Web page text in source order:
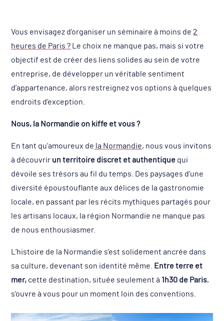
Vous envisagez d’organiser un séminaire à moins de 2
heures de Paris ? Le choix ne manque pas, mais si votre
objectif est de créer des liens solides au sein de votre
entreprise, de développer un véritable sentiment
d’appartenance, alors restreignez vos options à quelques
endroits d’exception.
Nous, la Normandie on kiffe et vous ?
En tant qu’amoureux de la Normandie, nous vous invitons
à découvrir un territoire discret et authentique qui
dévoile ses trésors au fil du temps. Des paysages d’une
diversité époustouflante aux délices de la gastronomie
locale, en passant par les récits mythiques partagés pour
les artisans locaux, la région Normandie ne manque pas
de nous enthousiasmer.
L’histoire de la Normandie s’est solidement ancrée dans
sa culture, devenant son identité même.
Entre terre et
mer, cette destination, située seulement à 1h30 de Paris,
s’ouvre à vous pour un moment loin des conventions.